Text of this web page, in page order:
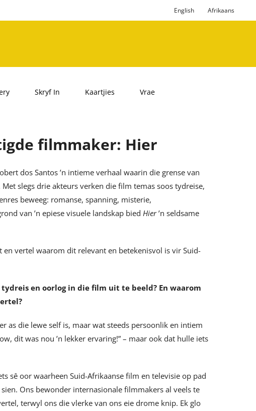
English Afrikaans
Skryf In Kaartjies Vrae
filmmaker: Hier
dos Santos ’n intieme verhaal waarin die grense van
slegs drie akteurs verken die film temas soos tydreise,
beweeg: romanse, spanning, misterie,
van ’n epiese visuele landskap biedHier’n seldsame
vertel waarom dit relevant en betekenisvol is vir Suid-
en oorlog in die film uit te beeld? En waarom
as die lewe self is, maar wat steeds persoonlik en intiem
dit was nou ’n lekker ervaring!” – maar ook dat hulle iets
sê oor waarheen Suid-Afrikaanse film en televisie op pad
Ons bewonder internasionale filmmakers al veels te
terwyl ons die vlerke van ons eie drome knip. Ek glo